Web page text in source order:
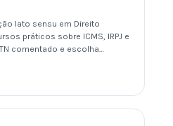
lato sensu em Direito
práticos sobre ICMS, IRPJ e
comentado e escolha…